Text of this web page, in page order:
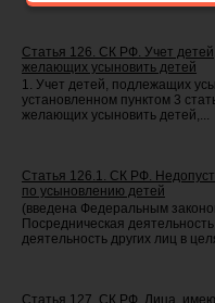
Статья 126. СК РФ. Учет
желающих усыновить детей
1. Учет детей, подлежащих
установленном пунктом 3
желающих усыновить детей,...
Статья 126.1. СК РФ.
по усыновлению детей
(введена Федеральным
Посредническая
деятельность других лиц в
Статья 127. СК РФ. Лица,